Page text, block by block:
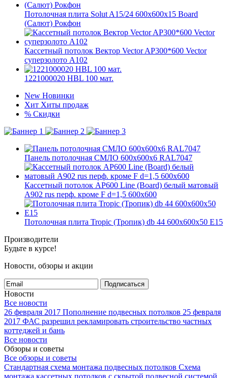
Потолочная плита Solut A15/24 600х600х15 Board
(Салют) Рокфон
Кассетный потолок Вектор Vector AP300*600 Vector
суперзолото А102
1221000020 HBL 100 мат.
New Новинки
Хит Хиты продаж
% Скидки
Панель потолочная СМЛО 600x600x6 RAL7047
Кассетный потолок AP600 Line (Board) белый матовый
А902 rus перф. кроме F d=1,5 600x600
Потолочная плита Tropic (Тропик) db 44 600x600x50 E15
Производители
Будьте в курсе!
Новости, обзоры и акции
Подписаться
Новости
Все новости
26 февраля 2017 Пополнение подвесных потолков 25 февраля
2017 ФАС разрешил рекламировать строительство частных
коттеджей и бань
Все новости
Обзоры и советы
Все обзоры и советы
Стандартная схема монтажа подвесных потолков Схема
монтажа кассетных потолков с скрытой подвесной системой